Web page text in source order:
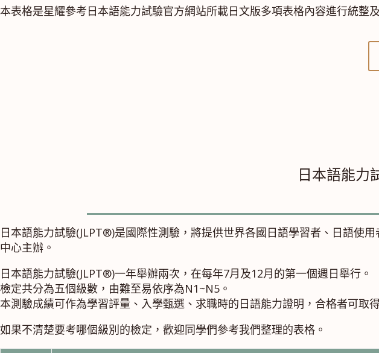
本表格是星耀參考日本語能力試驗官方網站所載日文版多項表格內容進行統
日本語能力
日本語能力試驗(JLPT®)是國際性測驗，將提供世界各國日語學習者、日語使
中心主辦。
日本語能力試驗(JLPT®)一年舉辦兩次，在每年7月及12月的第一個週日舉行。
檢定共分為五個級數，由難至易依序為N1~N5。
本測驗成績可作為學習評量、入學甄選、求職時的日語能力證明，合格者可取
如果不清楚要考哪個級別的檢定，歡迎同學們參考我們整理的表格。